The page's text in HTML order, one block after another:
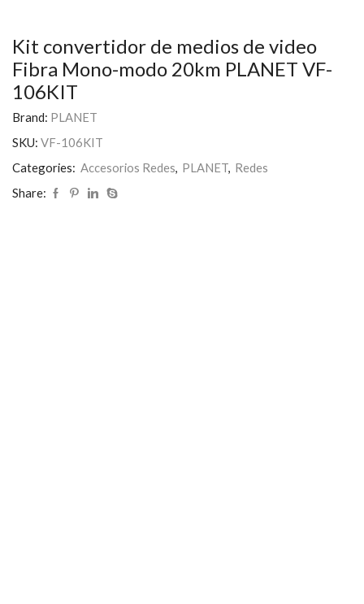
Kit convertidor de medios de video
Fibra Mono-modo 20km PLANET VF-
106KIT
Brand: PLANET
SKU: VF-106KIT
Categories: Accesorios Redes, PLANET, Redes
Share: